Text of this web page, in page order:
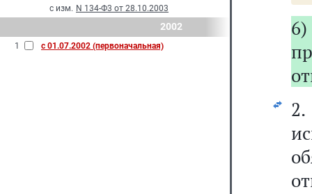
с изм. N 134-Ф3 от 28.10.2003
2002
1 с 01.07.2002 (первоначальная)
6)